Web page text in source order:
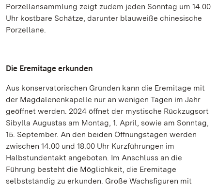
Porzellansammlung zeigt zudem jeden Sonntag um 14.00
Uhr kostbare Schätze, darunter blauweiße chinesische
Porzellane.
Die Eremitage erkunden
Aus konservatorischen Gründen kann die Eremitage mit
der Magdalenenkapelle nur an wenigen Tagen im Jahr
geöffnet werden. 2024 öffnet der mystische Rückzugsort
Sibylla Augustas am Montag, 1. April, sowie am Sonntag,
15. September. An den beiden Öffnungstagen werden
zwischen 14.00 und 18.00 Uhr Kurzführungen im
Halbstundentakt angeboten. Im Anschluss an die
Führung besteht die Möglichkeit, die Eremitage
selbstständig zu erkunden. Große Wachsfiguren mit